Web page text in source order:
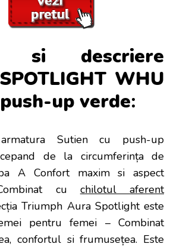
si descriere
WHU
up verde:
Sutien cu push-up
de la circumferința de
A Confort maxim si aspect
cu chilotul aferent
Triumph Aura Spotlight este
pentru femei – Combinat
confortul si frumusețea. Este